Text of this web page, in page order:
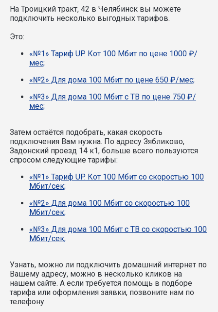
На Троицкий тракт, 42 в Челябинск вы можете
подключить несколько выгодных тарифов.
Это:
«№1» Тариф UP. Кот 100 Мбит по цене 1000 ₽/
мес;
«№2» Для дома 100 Мбит по цене 650 ₽/мес;
«№3» Для дома 100 Мбит с ТВ по цене 750 ₽/
мес;
Затем остаётся подобрать, какая скорость
подключения Вам нужна. По адресу Зябликово,
Задонский проезд 14 к1, больше всего пользуются
спросом следующие тарифы:
«№1» Тариф UP. Кот 100 Мбит со скоростью 100
Мбит/сек;
«№2» Для дома 100 Мбит со скоростью 100
Мбит/сек;
«№3» Для дома 100 Мбит с ТВ со скоростью 100
Мбит/сек;
Узнать, можно ли подключить домашний интернет по
Вашему адресу, можно в несколько кликов на
нашем сайте. А если требуется помощь в подборе
тарифа или оформления заявки, позвоните нам по
телефону.